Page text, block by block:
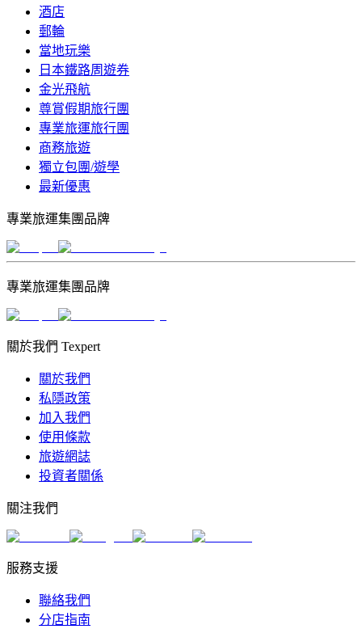
酒店
郵輪
當地玩樂
日本鐵路周遊券
金光飛航
尊賞假期旅行團
專業旅運旅行團
商務旅遊
獨立包團/遊學
最新優惠
專業旅運集團品牌
專業旅運集團品牌
關於我們 Texpert
關於我們
私隱政策
加入我們
使用條款
旅遊網誌
投資者關係
關注我們
服務支援
聯絡我們
分店指南